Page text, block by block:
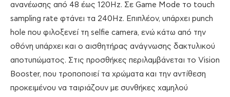
ανανέωσης από 48 έως 120Hz. Σε Game Mode το touch
sampling rate φτάνει τα 240Hz. Επιπλέον, υπάρχει punch
hole που φιλοξενεί τη selfie camera, ενώ κάτω από την
οθόνη υπάρχει και ο αισθητήρας ανάγνωσης δακτυλικού
αποτυπώματος. Στις προσθήκες περιλαμβάνεται το Vision
Booster, που τροποποιεί τα χρώματα και την αντίθεση
προκειμένου να ταιριάζουν με συνθήκες χαμηλού